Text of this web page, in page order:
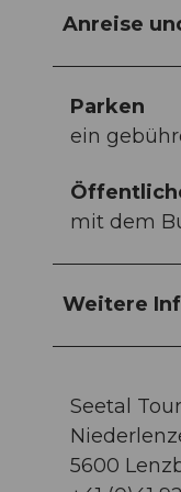
Anreise
Parken
ein
mit dem
Weitere
Seetal
5600